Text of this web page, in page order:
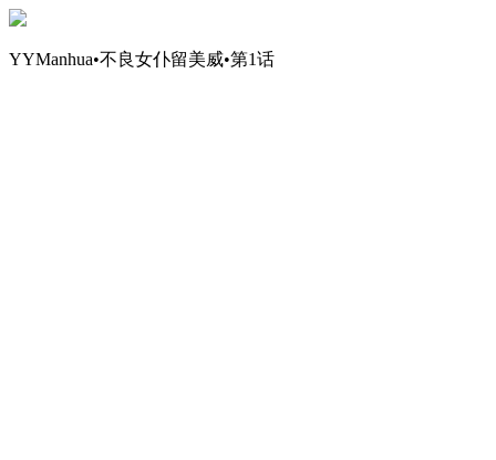
YYManhua•不良女仆留美威•第1话